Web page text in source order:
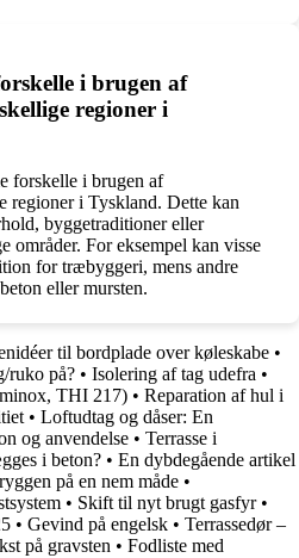
i brugen af
regioner i
forskelle i brugen af
regioner i Tyskland. Dette kan
byggetraditioner eller
områder. For eksempel kan visse
for træbyggeri, mens andre
eller mursten.
til bordplade over køleskabe •
ruko på? • Isolering af tag udefra •
THI 217) • Reparation af hul i
• Loftudtag og dåser: En
og anvendelse • Terrasse i
i beton? • En dybdegående artikel
på en nem måde •
• Skift til nyt brugt gasfyr•
• Gevind på engelsk • Terrassedør –
på gravsten • Fodliste med